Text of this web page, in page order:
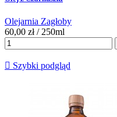
Olejarnia Zagłoby
60,00 zł / 250ml
 Szybki podgląd